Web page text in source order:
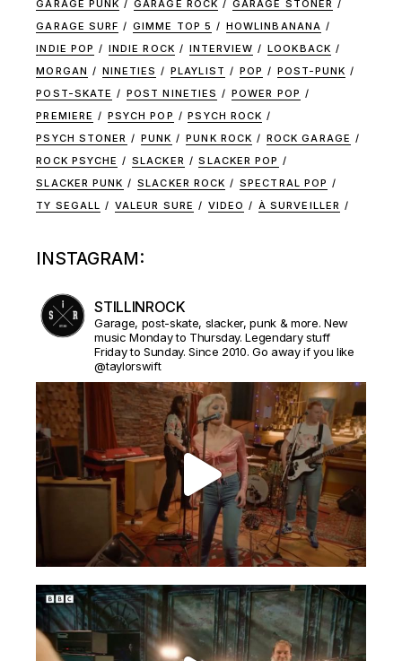
GARAGE PUNK GARAGE ROCK
GARAGE STONER
GARAGE SURF
GIMME TOP 5
HOWLINBANANA
INDIE POP
INDIE ROCK INTERVIEW
LOOKBACK
MORGAN
NINETIES PLAYLIST POP
POST-PUNK
POST-SKATE
POST NINETIES
POWER POP
PREMIERE
PSYCH POP
PSYCH ROCK
PSYCH STONER
PUNK PUNK ROCK
ROCK GARAGE
ROCK PSYCHE
SLACKER
SLACKER POP
SLACKER PUNK
SLACKER ROCK
SPECTRAL POP
TY SEGALL
VALEUR SURE VIDEO À SURVEILLER
INSTAGRAM:
STILLINROCK
Garage, post-skate, slacker, punk & more. New
music Monday to Thursday. Legendary stuff
Friday to Sunday. Since 2010. Go away if you like
@taylorswift